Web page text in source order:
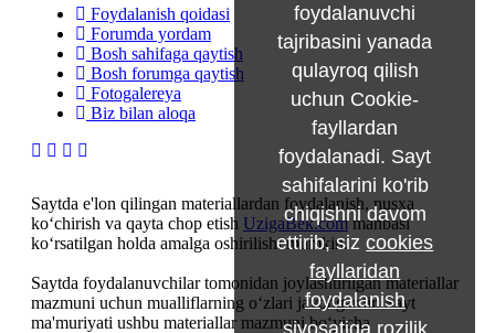
Foydalanish qoidasi
Forumda yordam
Bosh sahifaga qaytish
Bosh forumga qaytish
Fotogalereya
Biz bilan aloqa
Saytda e'lon qilingan materiallardan foydalanish, nusxa
ko‘chirish va qayta chop etish UzigaBek.commanbasi
ko‘rsatilgan holda amalga oshirilishi mumkin.
Saytda foydalanuvchilar tomonidan joylashtirilgan materiallar
mazmuni uchun mualliflarning o‘zlari javobgardir. Sayt
ma'muriyati ushbu materiallar mazmuni bo‘yicha
foydalanuvchi
tajribasini yanada
qulayroq qilish
uchun Cookie-
fayllardan
foydalanadi. Sayt
sahifalarini ko'rib
chiqishni davom
ettirib, sizcookies
fayllaridan
foydalanish
siyosatiga rozilik